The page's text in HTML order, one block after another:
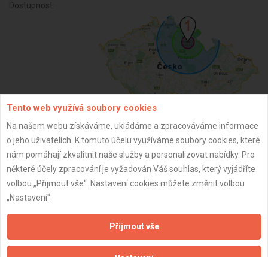
Dostupnost:
ZPĚT
Aktualizováno z portálu ARES dne 01.12.2024 08:30:08
Tento web využívá soubory cookies
Na našem webu získáváme, ukládáme a zpracováváme informace
o jeho uživatelích. K tomuto účelu využíváme soubory cookies, které
nám pomáhají zkvalitnit naše služby a personalizovat nabídky. Pro
některé účely zpracování je vyžadován Váš souhlas, který vyjádříte
volbou „Přijmout vše“. Nastavení cookies můžete změnit volbou
„Nastavení“.
Přijmout vše